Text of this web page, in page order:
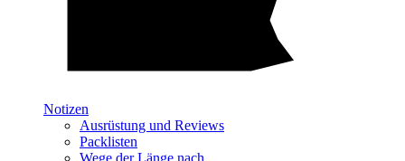
Notizen
Ausrüstung und Reviews
Packlisten